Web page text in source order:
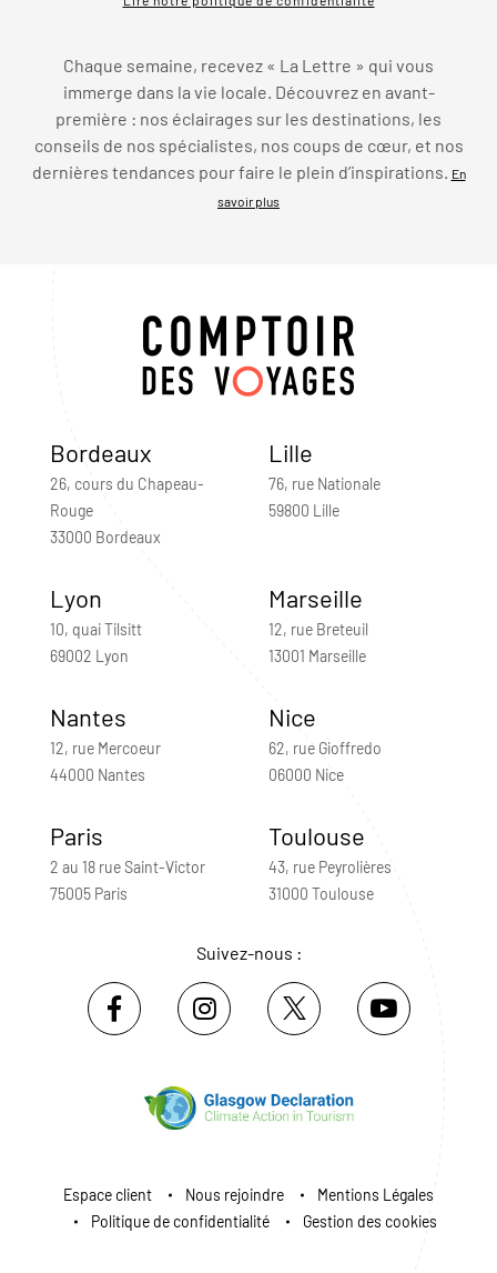
Chaque semaine, recevez « La Lettre » qui vous
immerge dans la vie locale. Découvrez en avant-
première : nos éclairages sur les destinations, les
conseils de nos spécialistes, nos coups de cœur, et nos
dernières tendances pour faire le plein d’inspirations.
En
savoir plus
Bordeaux
26, cours du Chapeau-
Rouge
33000 Bordeaux
Lille
76, rue Nationale
59800 Lille
Lyon
10, quai Tilsitt
69002 Lyon
Marseille
12, rue Breteuil
13001 Marseille
Nantes
12, rue Mercoeur
44000 Nantes
Nice
62, rue Gioffredo
06000 Nice
Paris
2 au 18 rue Saint-Victor
75005 Paris
Toulouse
43, rue Peyrolières
31000 Toulouse
Suivez-nous :
Espace client Nous rejoindre
Mentions Légales
Politique de confidentialité
Gestion des cookies